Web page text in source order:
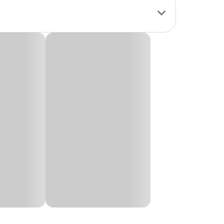
Altura